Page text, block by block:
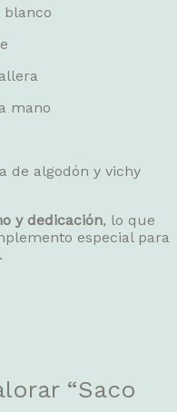
blanco
mano
de algodón y vichy
y dedicación, lo que
especial para
“Saco